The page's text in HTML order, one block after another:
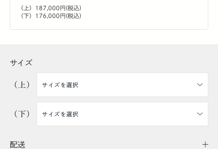
（上）187,000円(税込)
（下）176,000円(税込)
サイズ
（上）
（下）
配送